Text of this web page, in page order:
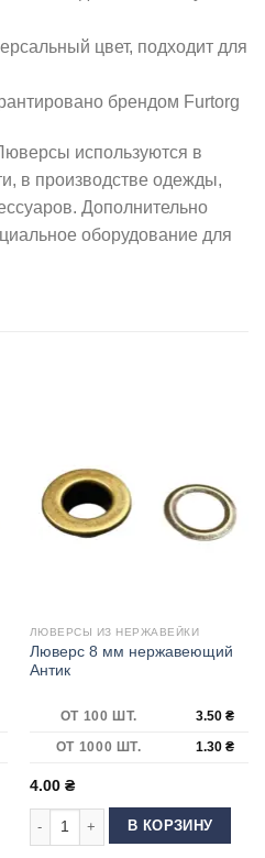
цвет, подходит для
брендом Furtorg
используются в
в производстве одежды,
Дополнительно
оборудование для
5 мм нержавеющий Темный никель
ЛЮВЕРСЫ ИЗ НЕРЖАВЕЙКИ
Люверс 8 мм нержавеющий
Антик
ОТ 100 ШТ. 3.50 ₴
ОТ 1000 ШТ.
1.30 ₴
4.00 ₴
Количество товара Люверс 8 мм
В КОРЗИНУ